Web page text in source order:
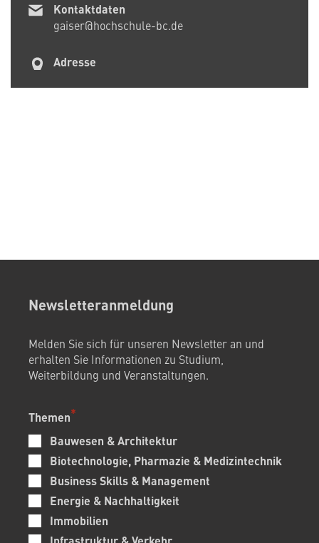
Kontaktdaten
gaiser@hochschule-bc.de
Adresse
Newsletteranmeldung
Melden Sie sich für unseren Newsletter an und
erhalten Sie Informationen zu Studium,
Weiterbildung und Veranstaltungen.
Themen
Bauwesen & Architektur
Biotechnologie, Pharmazie & Medizintechnik
Business Skills & Management
Energie & Nachhaltigkeit
Immobilien